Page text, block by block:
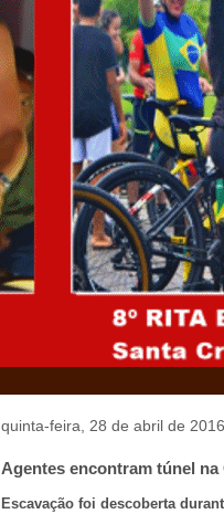
quinta-feira, 28 de abril de 2016
Agentes encontram túnel na
Escavação foi descoberta